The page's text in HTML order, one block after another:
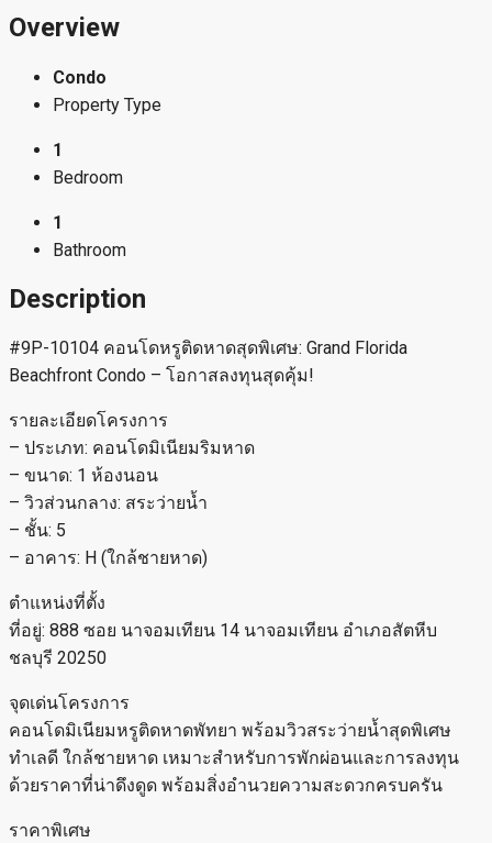
Overview
Condo
Property Type
1
Bedroom
1
Bathroom
Description
#9P-10104 คอนโดหรูติดหาดสุดพิเศษ: Grand Florida
Beachfront Condo – โอกาสลงทุนสุดคุ้ม!
รายละเอียดโครงการ
– ประเภท: คอนโดมิเนียมริมหาด
– ขนาด: 1 ห้องนอน
– วิวส่วนกลาง: สระว่ายน้ำ
– ชั้น: 5
– อาคาร: H (ใกล้ชายหาด)
ตำแหน่งที่ตั้ง
ที่อยู่: 888 ซอย นาจอมเทียน 14 นาจอมเทียน อำเภอสัตหีบ
ชลบุรี 20250
จุดเด่นโครงการ
คอนโดมิเนียมหรูติดหาดพัทยา พร้อมวิวสระว่ายน้ำสุดพิเศษ
ทำเลดี ใกล้ชายหาด เหมาะสำหรับการพักผ่อนและการลงทุน
ด้วยราคาที่น่าดึงดูด พร้อมสิ่งอำนวยความสะดวกครบครัน
ราคาพิเศษ